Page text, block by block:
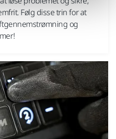
Følg disse trin for at
og